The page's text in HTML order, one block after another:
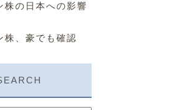
株の日本への影響
株、豪でも確認